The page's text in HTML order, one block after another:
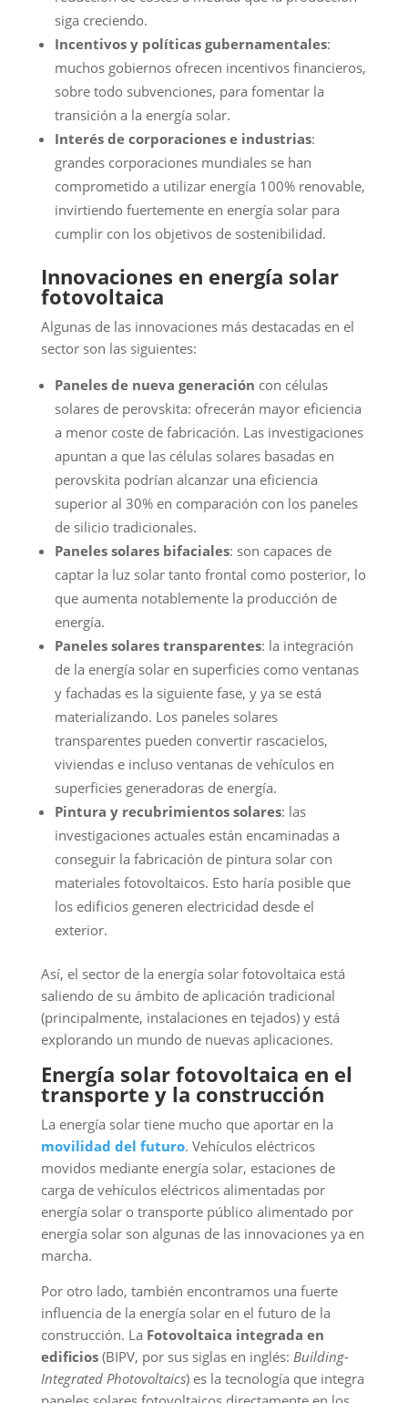
siga creciendo.
Incentivos y políticas gubernamentales:
muchos gobiernos ofrecen incentivos financieros,
sobre todo subvenciones, para fomentar la
transición a la energía solar.
Interés de corporaciones e industrias:
grandes corporaciones mundiales se han
comprometido a utilizar energía 100% renovable,
invirtiendo fuertemente en energía solar para
cumplir con los objetivos de sostenibilidad.
Innovaciones en energía solar
fotovoltaica
Algunas de las innovaciones más destacadas en el
sector son las siguientes:
Paneles de nueva generación con células
solares de perovskita: ofrecerán mayor eficiencia
a menor coste de fabricación. Las investigaciones
apuntan a que las células solares basadas en
perovskita podrían alcanzar una eficiencia
superior al 30% en comparación con los paneles
de silicio tradicionales.
Paneles solares bifaciales: son capaces de
captar la luz solar tanto frontal como posterior, lo
que aumenta notablemente la producción de
energía.
Paneles solares transparentes: la integración
de la energía solar en superficies como ventanas
y fachadas es la siguiente fase, y ya se está
materializando. Los paneles solares
transparentes pueden convertir rascacielos,
viviendas e incluso ventanas de vehículos en
superficies generadoras de energía.
Pintura y recubrimientos solares: las
investigaciones actuales están encaminadas a
conseguir la fabricación de pintura solar con
materiales fotovoltaicos. Esto haría posible que
los edificios generen electricidad desde el
exterior.
Así, el sector de la energía solar fotovoltaica está
saliendo de su ámbito de aplicación tradicional
(principalmente, instalaciones en tejados) y está
explorando un mundo de nuevas aplicaciones.
Energía solar fotovoltaica en el
transporte y la construcción
La energía solar tiene mucho que aportar en la
movilidad del futuro. Vehículos eléctricos
movidos mediante energía solar, estaciones de
carga de vehículos eléctricos alimentadas por
energía solar o transporte público alimentado por
energía solar son algunas de las innovaciones ya en
marcha.
Por otro lado, también encontramos una fuerte
influencia de la energía solar en el futuro de la
construcción. La Fotovoltaica integrada en
edificios(BIPV, por sus siglas en inglés: Building-
Integrated Photovoltaics) es la tecnología que integra